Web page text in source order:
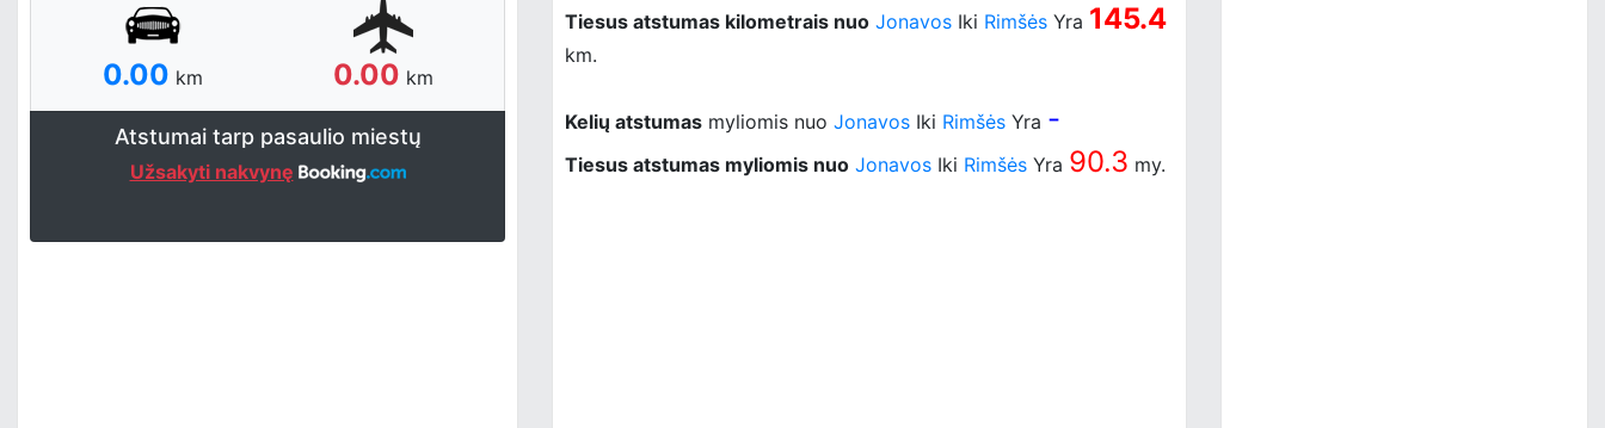
0.00 km 0.00 km
Atstumai tarp pasaulio miestų
Užsakyti nakvynę
Tiesus atstumas kilometrais nuo Jonavos Iki Rimšės Yra 145.4
km.
Kelių atstumas myliomis nuo Jonavos Iki Rimšės Yra -
Tiesus atstumas myliomis nuo Jonavos Iki Rimšės Yra 90.3 my.